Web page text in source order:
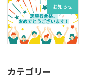
お知らせ
カテゴリー